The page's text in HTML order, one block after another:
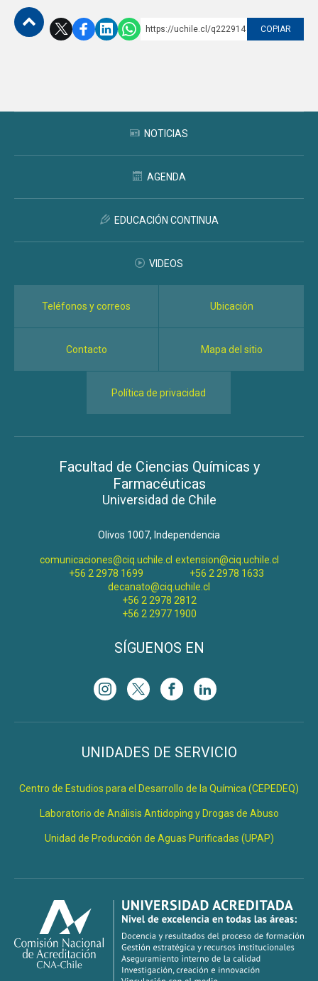
https://uchile.cl/q222914 COPIAR
NOTICIAS
AGENDA
EDUCACIÓN CONTINUA
VIDEOS
Teléfonos y correos Ubicación
Contacto Mapa del sitio
Política de privacidad
Facultad de Ciencias Químicas y
Farmacéuticas
Universidad de Chile
Olivos 1007, Independencia
comunicaciones@ciq.uchile.cl
+56 2 2978 1699
extension@ciq.uchile.cl
+56 2 2978 1633
decanato@ciq.uchile.cl
+56 2 2978 2812
+56 2 2977 1900
SÍGUENOS EN
UNIDADES DE SERVICIO
Centro de Estudios para el Desarrollo de la Química (CEPEDEQ)
Laboratorio de Análisis Antidoping y Drogas de Abuso
Unidad de Producción de Aguas Purificadas (UPAP)